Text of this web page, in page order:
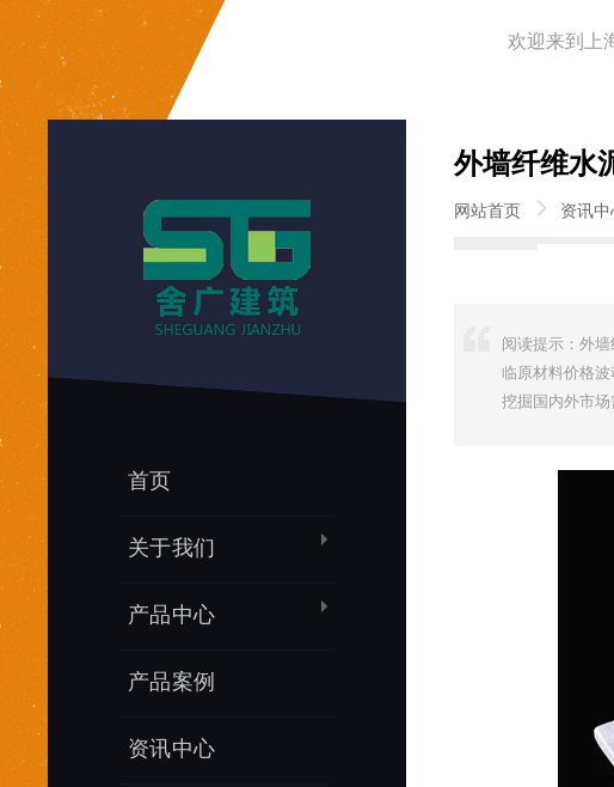
首页
关于我们
产品中心
产品案例
资讯中心
欢迎来到上
外墙纤维水
网站首页 资讯
阅读提示：外
临原材料价格
挖掘国内外市场